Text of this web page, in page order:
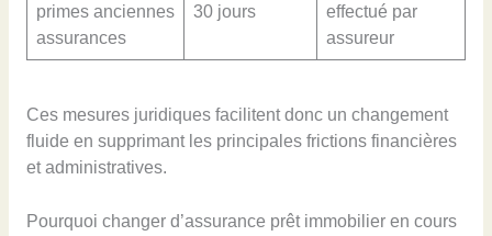
primes anciennes
assurances
30 jours
effectué par
assureur
Ces mesures juridiques facilitent donc un changement
fluide en supprimant les principales frictions financières
et administratives.
Pourquoi changer d’assurance prêt immobilier en cours